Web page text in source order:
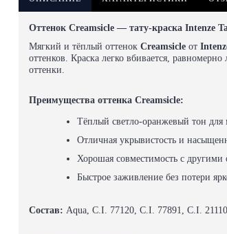
Оттенок Creamsicle — тату-краска Intenze
Мягкий и тёплый оттенок Creamsicle от
оттенков. Краска легко вбивается,
оттенки.
Преимущества оттенка Creamsicle:
Тёплый светло-оранжевый тон для
Отличная укрывистость и
Хорошая совместимость с другими
Быстрое заживление без потери
Состав: Aqua, C.I. 77120, C.I. 77891, C.I.